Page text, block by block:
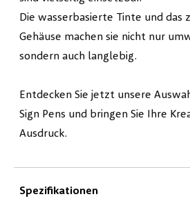
Die wasserbasierte Tinte und das
Gehäuse machen sie nicht nur
sondern auch langlebig.
Entdecken Sie jetzt unsere
Sign Pens und bringen Sie Ihre
Ausdruck.
Spezifikationen